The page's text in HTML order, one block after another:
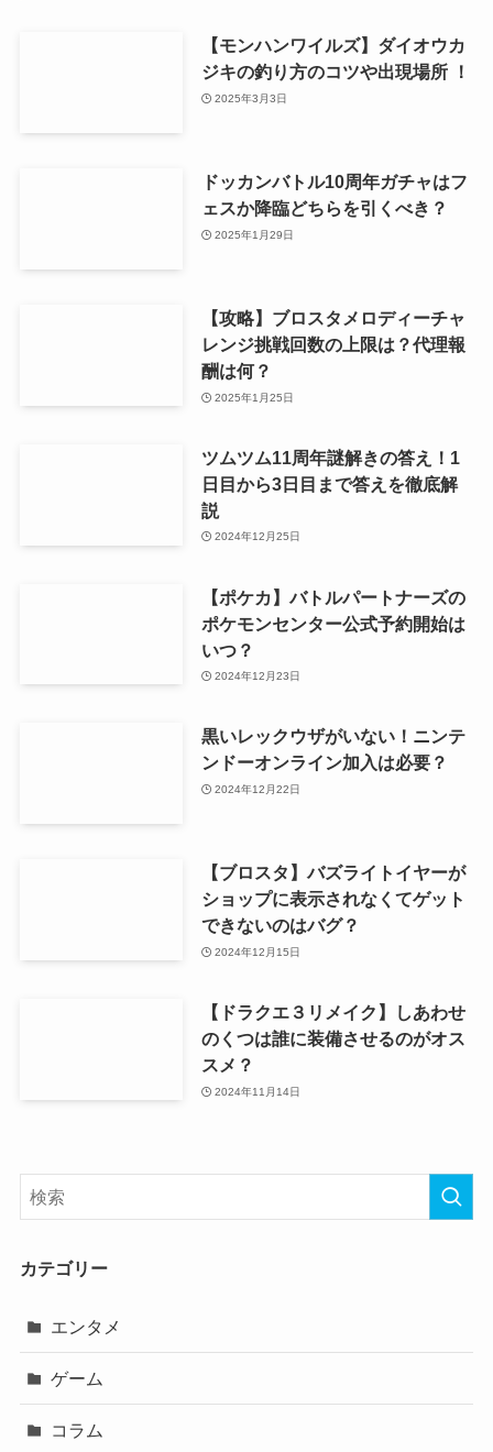
【モンハンワイルズ】ダイオウカ
ジキの釣り方のコツや出現場所 ！
2025年3月3日
ドッカンバトル10周年ガチャはフ
ェスか降臨どちらを引くべき？
2025年1月29日
【攻略】ブロスタメロディーチャ
レンジ挑戦回数の上限は？代理報
酬は何？
2025年1月25日
ツムツム11周年謎解きの答え！1
日目から3日目まで答えを徹底解
説
2024年12月25日
【ポケカ】バトルパートナーズの
ポケモンセンター公式予約開始は
いつ？
2024年12月23日
黒いレックウザがいない！ニンテ
ンドーオンライン加入は必要？
2024年12月22日
【ブロスタ】バズライトイヤーが
ショップに表示されなくてゲット
できないのはバグ？
2024年12月15日
【ドラクエ３リメイク】しあわせ
のくつは誰に装備させるのがオス
スメ？
2024年11月14日
カテゴリー
エンタメ
ゲーム
コラム